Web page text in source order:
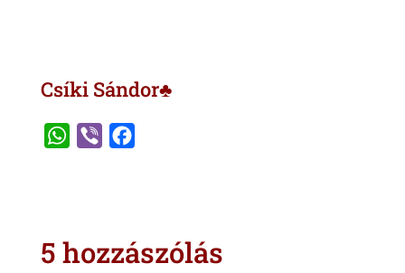
Csíki Sándor♣
A
o
5 hozzászólás